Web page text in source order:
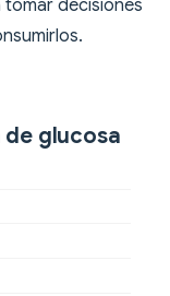
decisiones
glucosa